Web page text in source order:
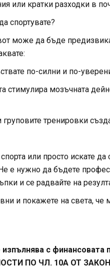
или кратки разходки в
спортувате?
може да бъде
по-силни и по-
стимулира мозъчната
груповите тренировки
или просто искате
е нужно да бъдете
и се радвайте на
и покажете на света,
изпълнява с
ПО ЧЛ. 10А ОТ ЗАКОНА